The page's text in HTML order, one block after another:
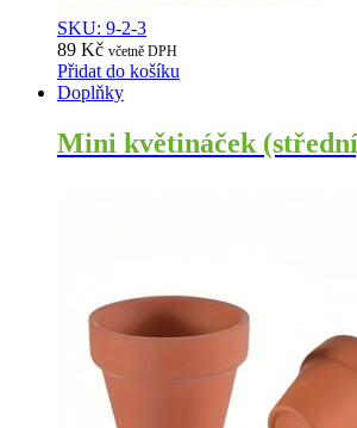
SKU: 9-2-3
89 Kč včetně DPH
Přidat do košíku
Doplňky
Mini květináček